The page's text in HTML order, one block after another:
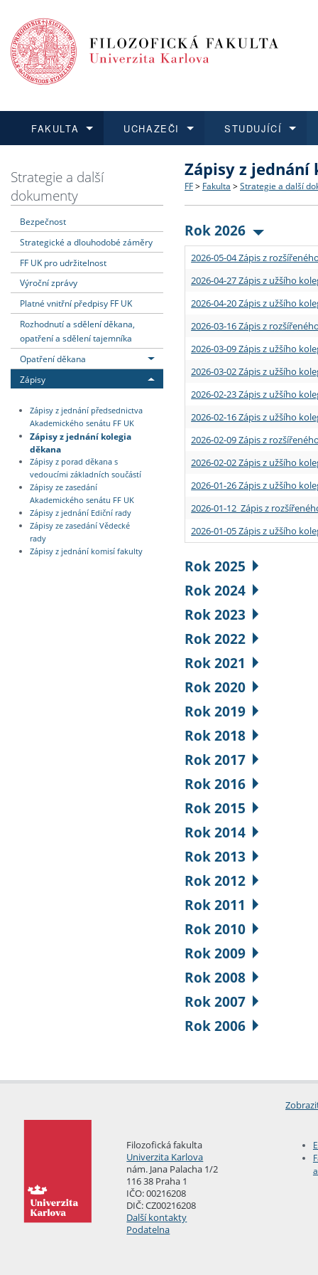
FAKULTA
Dozvědět se více
Struktura a historie
Strategie a další
Podpora a benefity pro
Absolventi fakulty
UCHAZEČI
Podat přihlášku
Co studovat a jak se
Učitelské studijní
Informace k průběhu
STUDUJÍCÍ
Dozvědět se více
Bakalářské a magisterské
Doktorské studium
Rigorózní řízení
Dozvědět se více
O vědě a výzkumu na FF
Akademické kvalifikace
Granty a projekty
Dozvědět se více
Aktuální nabídky a
Vyjíždějící studenti
Přijíždějící studenti
Vyjíždějící zaměstnanci
Strategie a další
dokumenty
Bezpečnost
Strategické a dlouhodobé záměry
FF UK pro udržitelnost
Výroční zprávy
Platné vnitřní předpisy FF UK
Rozhodnutí a sdělení děkana,
opatření a sdělení tajemníka
Opatření děkana
Zápisy
Zápisy z jednání předsednictva
Akademického senátu FF UK
Zápisy z jednání kolegia
děkana
Zápisy z porad děkana s
vedoucími základních součástí
Zápisy ze zasedání
Akademického senátu FF UK
Zápisy z jednání Ediční rady
Zápisy ze zasedání Vědecké
rady
Zápisy z jednání komisí fakulty
Zápisy z jednání
FF > Fakulta > Strategie a další
Rok 2026
2026-05-04 Zápis z
2026-04-27 Zápis z užšího
2026-04-20 Zápis z užšího
2026-03-16 Zápis z
2026-03-09 Zápis z užšího
2026-03-02 Zápis z užšího
2026-02-23 Zápis z užšího
2026-02-16 Zápis z užšího
2026-02-09 Zápis z
2026-02-02 Zápis z užšího
2026-01-26 Zápis z užšího
2026-01-12 Zápis z
2026-01-05 Zápis z užšího
Rok 2025
Rok 2024
Rok 2023
Rok 2022
Rok 2021
Rok 2020
Rok 2019
Rok 2018
Rok 2017
Rok 2016
Rok 2015
Rok 2014
Rok 2013
Rok 2012
Rok 2011
Rok 2010
Rok 2009
Rok 2008
Rok 2007
Rok 2006
Filozofická fakulta
Univerzita Karlova
nám. Jana Palacha 1/2
116 38 Praha 1
IČO: 00216208
DIČ: CZ00216208
Další kontakty
Podatelna